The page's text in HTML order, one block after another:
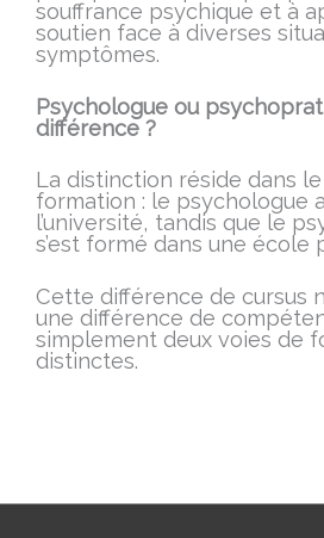
souffrance psychique et à
soutien face à diverses
symptômes.
Psychologue ou
différence ?
La distinction réside dans
formation : le psychologue
l’université, tandis que le
s’est formé dans une école
Cette différence de cursus
une différence de
simplement deux voies de
distinctes.